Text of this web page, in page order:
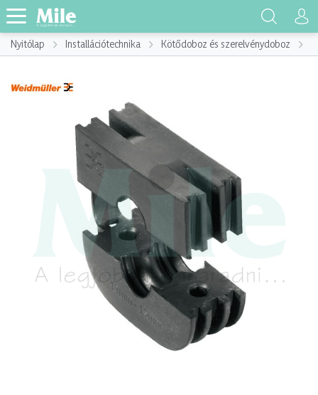
Nyitólap Installációtechnika Kötődoboz és szerelvénydoboz